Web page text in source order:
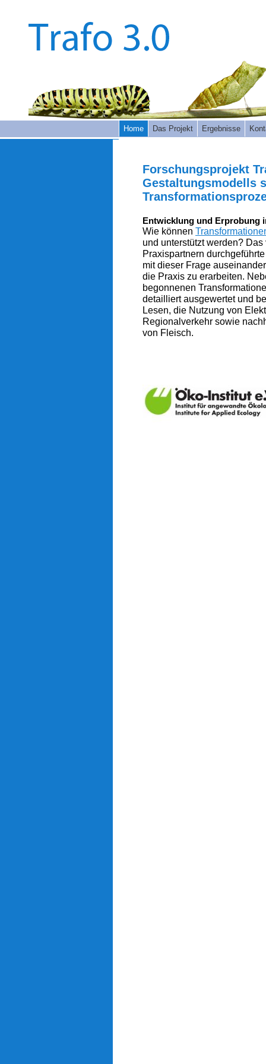
Home Das Projekt Ergebnisse
Forschungsprojekt
Gestaltungsmodells
Entwicklung und Erprobung
Wie können
und unterstützt werden?
Praxispartnern
mit dieser Frage
die Praxis zu erarbeiten.
begonnenen
detailliert ausgewertet und
Lesen, die Nutzung von
Regionalverkehr sowie
von Fleisch.